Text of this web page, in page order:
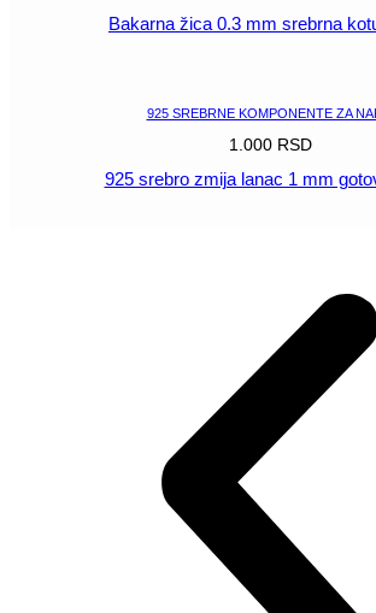
Bakarna žica 0.3 mm srebrna
925 SREBRNE KOMPONENTE ZA
1.000 RSD
925 srebro zmija lanac 1 mm